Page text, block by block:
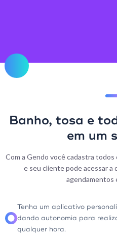
Banho, tosa e
em um
Com a Gendo você cadastra
e seu cliente pode acessar a
agendamentos
Tenha um aplicativo
dando autonomia para
qualquer hora.